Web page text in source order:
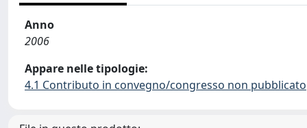
Anno
2006
Appare nelle tipologie:
4.1 Contributo in convegno/congresso non pubblicato